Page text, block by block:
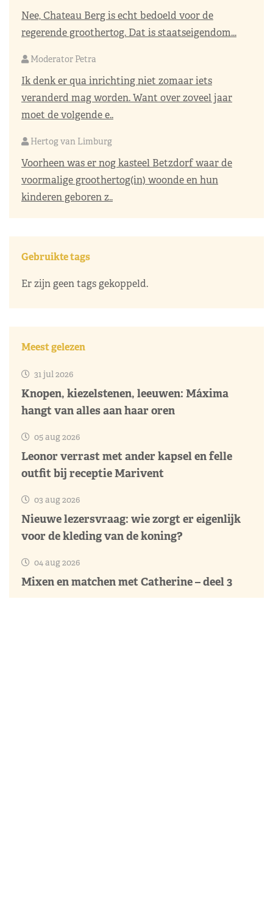
Nee, Chateau Berg is echt bedoeld voor de
regerende groothertog. Dat is staatseigendom...
Moderator Petra
Ik denk er qua inrichting niet zomaar iets
veranderd mag worden. Want over zoveel jaar
moet de volgende e..
Hertog van Limburg
Voorheen was er nog kasteel Betzdorf waar de
voormalige groothertog(in) woonde en hun
kinderen geboren z..
Gebruikte tags
Er zijn geen tags gekoppeld.
Meest gelezen
31 jul 2026
Knopen, kiezelstenen, leeuwen: Máxima
hangt van alles aan haar oren
05 aug 2026
Leonor verrast met ander kapsel en felle
outfit bij receptie Marivent
03 aug 2026
Nieuwe lezersvraag: wie zorgt er eigenlijk
voor de kleding van de koning?
04 aug 2026
Mixen en matchen met Catherine – deel 3